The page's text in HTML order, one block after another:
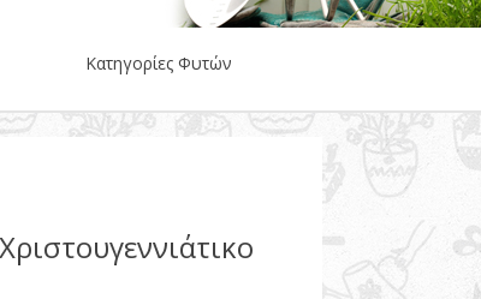
Κατηγορίες Φυτών